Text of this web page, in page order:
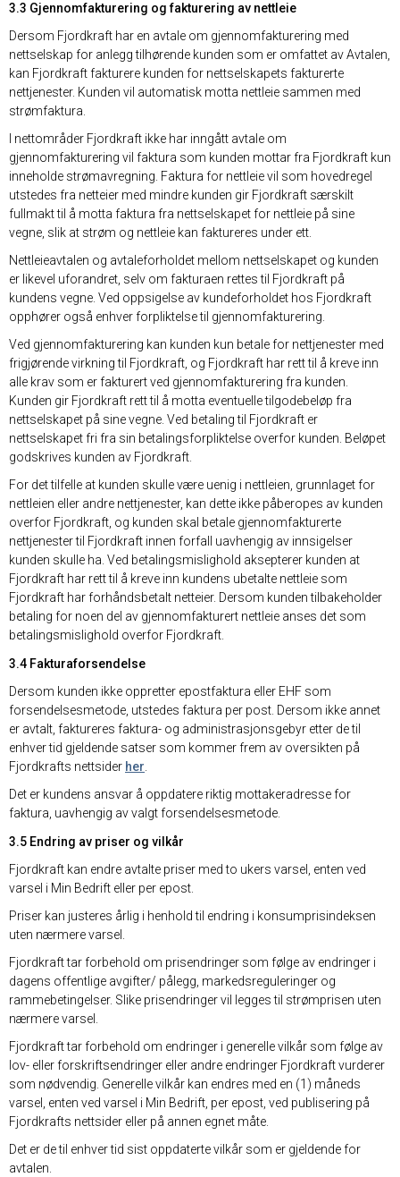
3.3 Gjennomfakturering og fakturering av nettleie
Dersom Fjordkraft har en avtale om gjennomfakturering med
nettselskap for anlegg tilhørende kunden som er omfattet av Avtalen,
kan Fjordkraft fakturere kunden for nettselskapets fakturerte
nettjenester. Kunden vil automatisk motta nettleie sammen med
strømfaktura.
I nettområder Fjordkraft ikke har inngått avtale om
gjennomfakturering vil faktura som kunden mottar fra Fjordkraft kun
inneholde strømavregning. Faktura for nettleie vil som hovedregel
utstedes fra netteier med mindre kunden gir Fjordkraft særskilt
fullmakt til å motta faktura fra nettselskapet for nettleie på sine
vegne, slik at strøm og nettleie kan faktureres under ett.
Nettleieavtalen og avtaleforholdet mellom nettselskapet og kunden
er likevel uforandret, selv om fakturaen rettes til Fjordkraft på
kundens vegne. Ved oppsigelse av kundeforholdet hos Fjordkraft
opphører også enhver forpliktelse til gjennomfakturering.
Ved gjennomfakturering kan kunden kun betale for nettjenester med
frigjørende virkning til Fjordkraft, og Fjordkraft har rett til å kreve inn
alle krav som er fakturert ved gjennomfakturering fra kunden.
Kunden gir Fjordkraft rett til å motta eventuelle tilgodebeløp fra
nettselskapet på sine vegne. Ved betaling til Fjordkraft er
nettselskapet fri fra sin betalingsforpliktelse overfor kunden. Beløpet
godskrives kunden av Fjordkraft.
For det tilfelle at kunden skulle være uenig i nettleien, grunnlaget for
nettleien eller andre nettjenester, kan dette ikke påberopes av kunden
overfor Fjordkraft, og kunden skal betale gjennomfakturerte
nettjenester til Fjordkraft innen forfall uavhengig av innsigelser
kunden skulle ha. Ved betalingsmislighold aksepterer kunden at
Fjordkraft har rett til å kreve inn kundens ubetalte nettleie som
Fjordkraft har forhåndsbetalt netteier. Dersom kunden tilbakeholder
betaling for noen del av gjennomfakturert nettleie anses det som
betalingsmislighold overfor Fjordkraft.
3.4 Fakturaforsendelse
Dersom kunden ikke oppretter epostfaktura eller EHF som
forsendelsesmetode, utstedes faktura per post. Dersom ikke annet
er avtalt, faktureres faktura- og administrasjonsgebyr etter de til
enhver tid gjeldende satser som kommer frem av oversikten på
Fjordkrafts nettsider her.
Det er kundens ansvar å oppdatere riktig mottakeradresse for
faktura, uavhengig av valgt forsendelsesmetode.
3.5 Endring av priser og vilkår
Fjordkraft kan endre avtalte priser med to ukers varsel, enten ved
varsel i Min Bedrift eller per epost.
Priser kan justeres årlig i henhold til endring i konsumprisindeksen
uten nærmere varsel.
Fjordkraft tar forbehold om prisendringer som følge av endringer i
dagens offentlige avgifter/ pålegg, markedsreguleringer og
rammebetingelser. Slike prisendringer vil legges til strømprisen uten
nærmere varsel.
Fjordkraft tar forbehold om endringer i generelle vilkår som følge av
lov- eller forskriftsendringer eller andre endringer Fjordkraft vurderer
som nødvendig. Generelle vilkår kan endres med en (1) måneds
varsel, enten ved varsel i Min Bedrift, per epost, ved publisering på
Fjordkrafts nettsider eller på annen egnet måte.
Det er de til enhver tid sist oppdaterte vilkår som er gjeldende for
avtalen.